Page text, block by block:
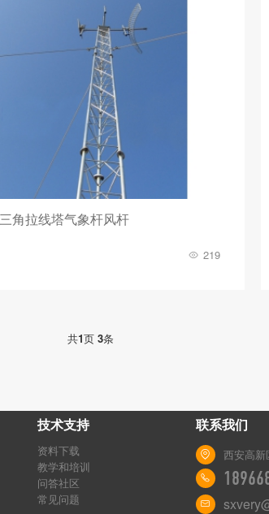
角拉线塔气象杆风杆
219
共1页 3条
技术支持
资料下载
教学和培训
问答社区
常见问题
联系我们
西安高新